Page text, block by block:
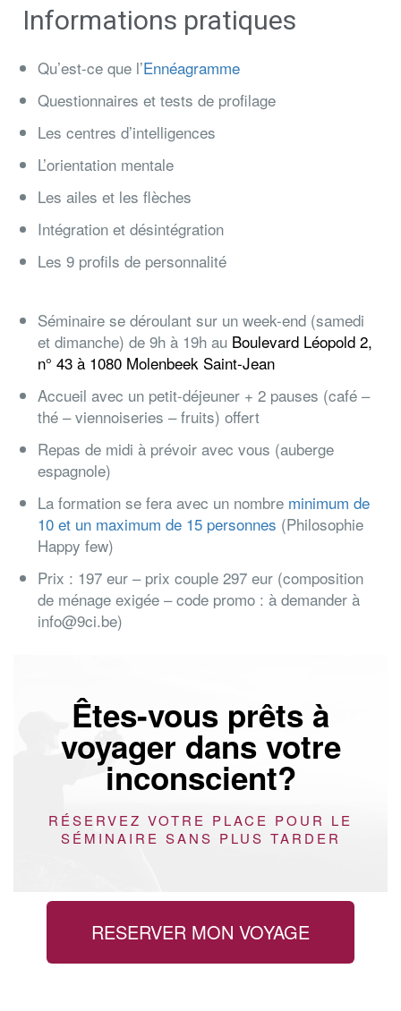
Informations pratiques
Qu’est-ce que l’Ennéagramme
Questionnaires et tests de profilage
Les centres d’intelligences
L’orientation mentale
Les ailes et les flèches
Intégration et désintégration
Les 9 profils de personnalité
Séminaire se déroulant sur un week-end (samedi
et dimanche) de 9h à 19h au Boulevard Léopold 2,
n° 43 à 1080 Molenbeek Saint-Jean
Accueil avec un petit-déjeuner + 2 pauses (café –
thé – viennoiseries – fruits) offert
Repas de midi à prévoir avec vous (auberge
espagnole)
La formation se fera avec un nombre minimum de
10 et un maximum de 15 personnes (Philosophie
Happy few)
Prix : 197 eur – prix couple 297 eur (composition
de ménage exigée – code promo : à demander à
info@9ci.be)
Êtes-vous prêts à
voyager dans votre
inconscient?
RÉSERVEZ VOTRE PLACE POUR LE
SÉMINAIRE SANS PLUS TARDER
RESERVER MON VOYAGE